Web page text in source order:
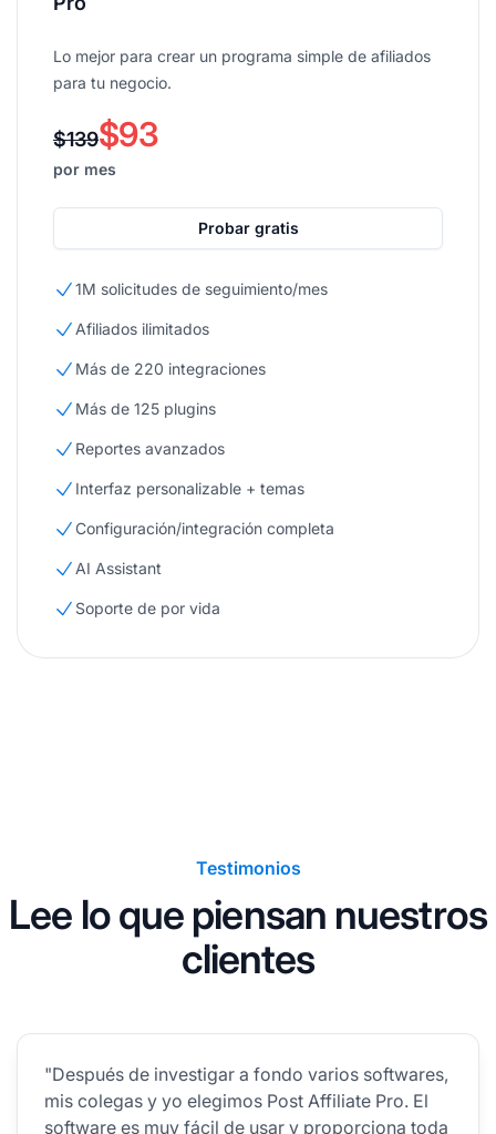
Lo mejor para crear un programa simple de afiliados
para tu negocio.
$139$93
por mes
Probar gratis
1M solicitudes de seguimiento/mes
Afiliados ilimitados
Más de 220 integraciones
Más de 125 plugins
Reportes avanzados
Interfaz personalizable + temas
Configuración/integración completa
AI Assistant
Soporte de por vida
Testimonios
Lee lo que piensan nuestros
clientes
"Después de investigar a fondo varios softwares,
mis colegas y yo elegimos Post Affiliate Pro. El
software es muy fácil de usar y proporciona toda